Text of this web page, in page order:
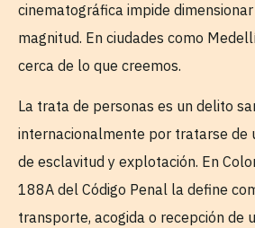
cinematográfica impide
magnitud. En ciudades como
cerca de lo que creemos.
La trata de personas es un delito
internacionalmente por tratarse de
de esclavitud y explotación. En
188A del Código Penal la define
transporte, acogida o recepción de